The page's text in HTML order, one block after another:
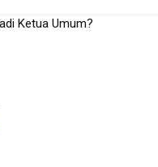
Ketua Umum?